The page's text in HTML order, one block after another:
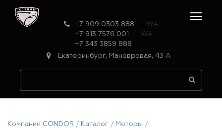
+7 909 0303 888
WA
+7 913 7576 001
WA
+7 343 3859 888
Екатеринбург, Маневровая, 43 А
Компания CONDOR Каталог
Моторы